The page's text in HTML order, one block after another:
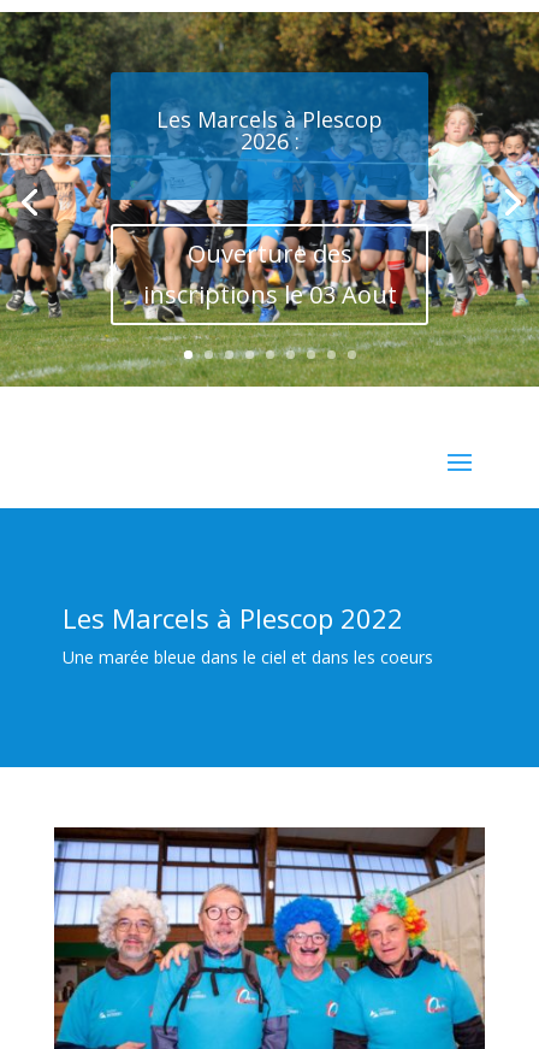
Les Marcels à Plescop
2026 :
Ouverture des
inscriptions le 03 Aout
Les Marcels à Plescop 2022
Une marée bleue dans le ciel et dans les coeurs